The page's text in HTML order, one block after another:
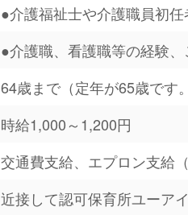
●介護福祉士や介護職員初
●介護職、看護職等の経験
64歳まで（定年が65歳です
時給1,000～1,200円
交通費支給、エプロン支給
近接して認可保育所ユーア